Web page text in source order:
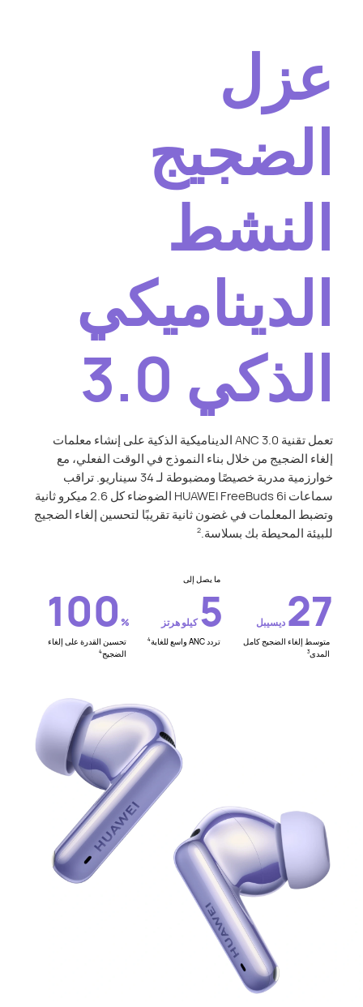
عزل
الضجيج
النشط
الديناميكي
الذكي 3.0
تعمل تقنية ANC 3.0 الديناميكية الذكية على إنشاء معلمات
إلغاء الضجيج من خلال بناء النموذج في الوقت الفعلي، مع
خوارزمية مدربة خصيصًا ومضبوطة لـ 34 سيناريو. تراقب
سماعات HUAWEI FreeBuds 6i الضوضاء كل 2.6 ميكرو ثانية
وتضبط المعلمات في غضون ثانية تقريبًا لتحسين إلغاء الضجيج
للبيئة المحيطة بك بسلاسة.2
ما يصل إلى
27 ديسيبل
متوسط ​​إلغاء الضجيج كامل
المدى3
5كيلو هرتز
تردد ANC واسع للغاية 4
100 %
تحسين القدرة على إلغاء
الضجيج4